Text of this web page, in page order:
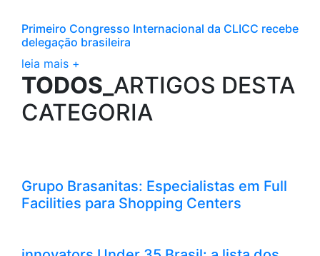
Primeiro Congresso Internacional da CLICC recebe
delegação brasileira
leia mais +
TODOS_ ARTIGOS DESTA
CATEGORIA
Grupo Brasanitas: Especialistas em Full
Facilities para Shopping Centers